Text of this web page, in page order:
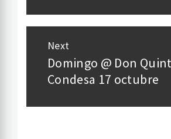
Next
Next
post:
Domingo @ Don
Condesa 17 octubre